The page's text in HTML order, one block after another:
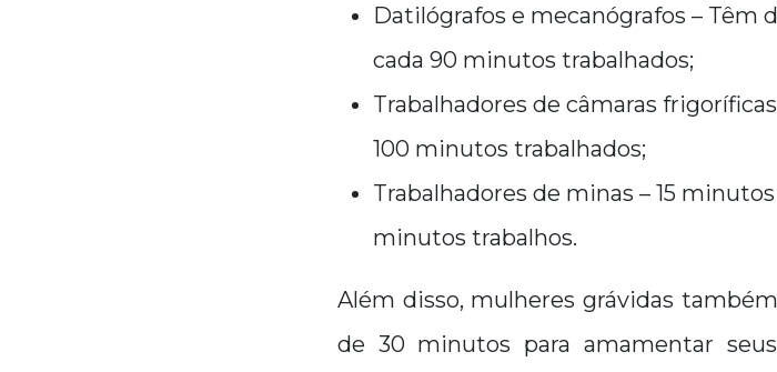
Datilógrafos e mecanógrafos – Têm
cada 90 minutos trabalhados;
Trabalhadores de câmaras
100 minutos trabalhados;
Trabalhadores de minas – 15
minutos trabalhos.
Além disso, mulheres grávidas
de 30 minutos para amamentar